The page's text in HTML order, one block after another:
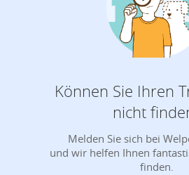
Können Sie Ihren
nicht
Melden Sie sich bei
und wir helfen Ihnen
finden.